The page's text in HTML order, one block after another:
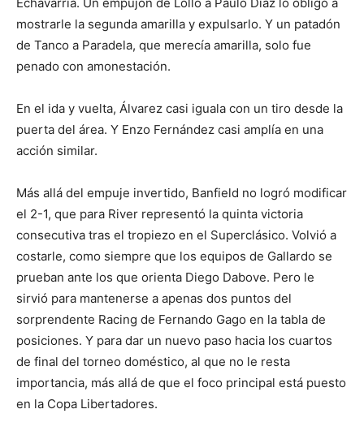
Echavarría. Un empujón de Lollo a Paulo Díaz lo obligó a
mostrarle la segunda amarilla y expulsarlo. Y un patadón
de Tanco a Paradela, que merecía amarilla, solo fue
penado con amonestación.
En el ida y vuelta, Álvarez casi iguala con un tiro desde la
puerta del área. Y Enzo Fernández casi amplía en una
acción similar.
Más allá del empuje invertido, Banfield no logró modificar
el 2-1, que para River representó la quinta victoria
consecutiva tras el tropiezo en el Superclásico. Volvió a
costarle, como siempre que los equipos de Gallardo se
prueban ante los que orienta Diego Dabove. Pero le
sirvió para mantenerse a apenas dos puntos del
sorprendente Racing de Fernando Gago en la tabla de
posiciones. Y para dar un nuevo paso hacia los cuartos
de final del torneo doméstico, al que no le resta
importancia, más allá de que el foco principal está puesto
en la Copa Libertadores.